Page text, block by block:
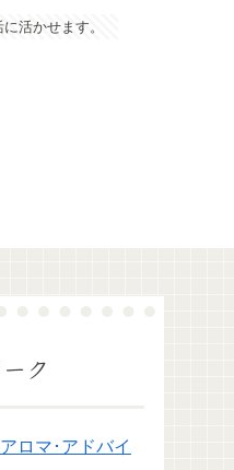
活かせます。
ク
ロマ･アドバイ